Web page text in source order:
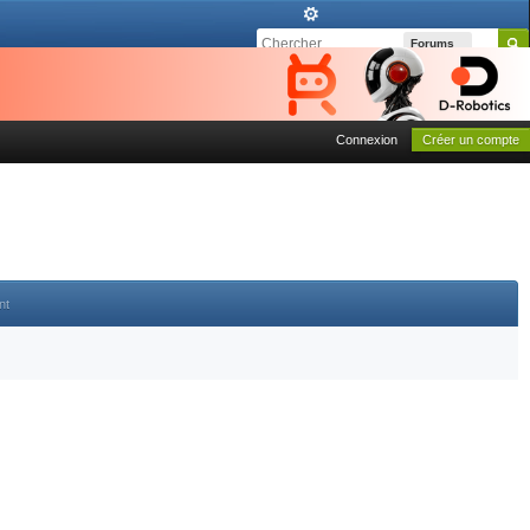
Forums
Connexion Créer un compte